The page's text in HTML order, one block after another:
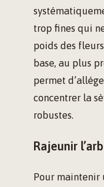
trop fines qui
poids des
base, au plus
permet
concentrer la
robustes.
Rajeunir
Pour maintenir